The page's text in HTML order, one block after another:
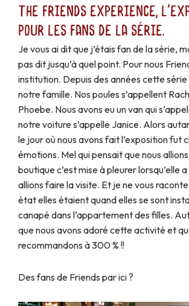
The Friends experience,
pour les fans de la série.
Je vous ai dit que j’étais fan de la série,
pas dit jusqu’à quel point. Pour nous
institution. Depuis des années cette
notre famille. Nos poules s’appellent
Phoebe. Nous avons eu un van qui
notre voiture s’appelle Janice. Alors
le jour où nous avons fait l’exposition fut
émotions. Mel qui pensait que nous
boutique c’est mise à pleurer lorsqu’elle a
allions faire la visite. Et je ne vous
état elles étaient quand elles se sont
canapé dans l’appartement des filles.
que nous avons adoré cette activité et
recommandons à 300 % !!
Des fans de Friends par ici ?